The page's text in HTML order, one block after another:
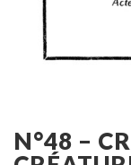
N°48 –